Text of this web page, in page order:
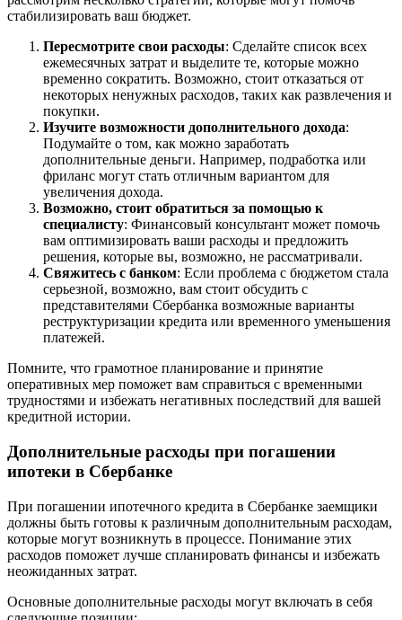
стабилизировать ваш бюджет.
Пересмотрите свои расходы: Сделайте список всех
ежемесячных затрат и выделите те, которые можно
временно сократить. Возможно, стоит отказаться от
некоторых ненужных расходов, таких как развлечения и
покупки.
Изучите возможности дополнительного дохода:
Подумайте о том, как можно заработать
дополнительные деньги. Например, подработка или
фриланс могут стать отличным вариантом для
увеличения дохода.
Возможно, стоит обратиться за помощью к
специалисту: Финансовый консультант может помочь
вам оптимизировать ваши расходы и предложить
решения, которые вы, возможно, не рассматривали.
Свяжитесь с банком: Если проблема с бюджетом стала
серьезной, возможно, вам стоит обсудить с
представителями Сбербанка возможные варианты
реструктуризации кредита или временного уменьшения
платежей.
Помните, что грамотное планирование и принятие
оперативных мер поможет вам справиться с временными
трудностями и избежать негативных последствий для вашей
кредитной истории.
Дополнительные расходы при погашении
ипотеки в Сбербанке
При погашении ипотечного кредита в Сбербанке заемщики
должны быть готовы к различным дополнительным расходам,
которые могут возникнуть в процессе. Понимание этих
расходов поможет лучше спланировать финансы и избежать
неожиданных затрат.
Основные дополнительные расходы могут включать в себя